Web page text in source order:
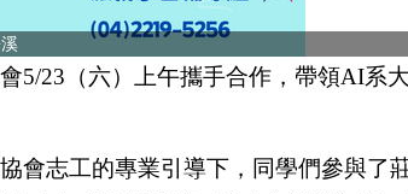
5/23（六）上午攜手合作，帶領AI系
會志工的專業引導下，同學們參與了